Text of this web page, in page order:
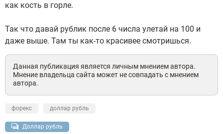
как кость в горле.
Так что давай рублик после 6 числа улетай на 100 и
даже выше. Там ты как-то красивее смотришься.
Данная публикация является личным мнением автора.
Мнение владельца сайта может не совпадать с мнением
автора.
форекс доллар рубль
Доллар рубль